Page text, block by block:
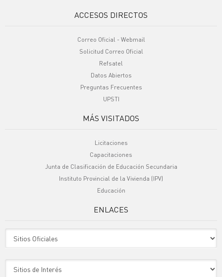
ACCESOS DIRECTOS
Correo Oficial - Webmail
Solicitud Correo Oficial
Refsatel
Datos Abiertos
Preguntas Frecuentes
UPSTI
MÁS VISITADOS
Licitaciones
Capacitaciones
Junta de Clasificación de Educación Secundaria
Instituto Provincial de la Vivienda (IPV)
Educación
ENLACES